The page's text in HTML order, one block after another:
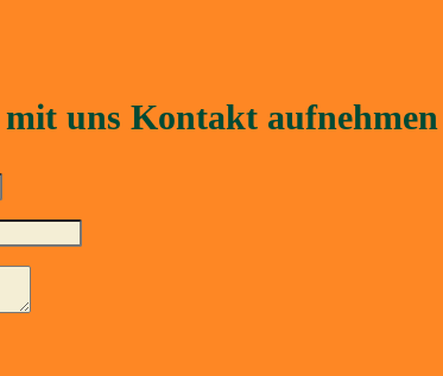
uns Kontakt aufnehmen